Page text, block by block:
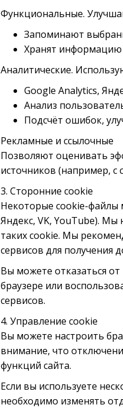
Функциональные.
Запоминают
Хранят информацию
Аналитические.
Google Analytics,
Анализ
Подсчёт ошибок,
Рекламные и ссылочные
Позволяют оценивать
источников (например, с
3. Сторонние cookie
Некоторые cookie-файлы
Яндекс, VK, YouTube).
таких cookie. Мы
сервисов для получения
Вы можете отказаться
браузере или
сервисов.
4. Управление cookie
Вы можете настроить
внимание, что
функций сайта.
Если вы используете
необходимо изменять